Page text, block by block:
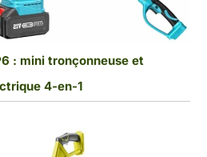
: mini tronçonneuse et
4-en-1